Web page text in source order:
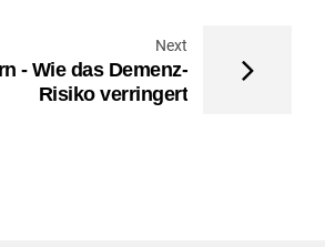
Next
- Wie das Demenz-
Risiko verringert